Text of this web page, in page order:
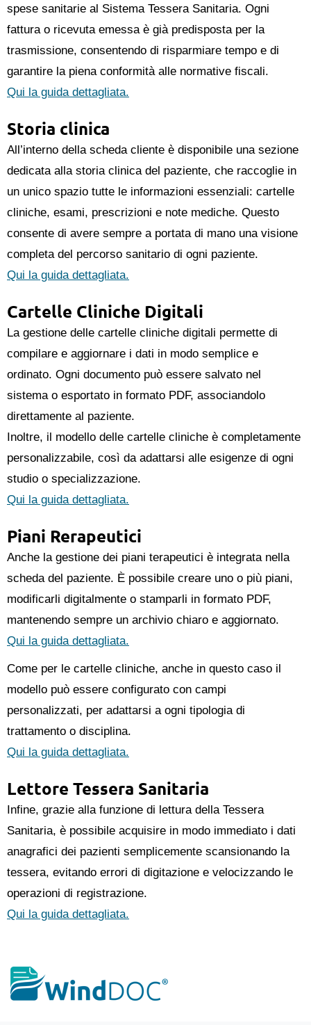
spese sanitarie al Sistema Tessera Sanitaria. Ogni
fattura o ricevuta emessa è già predisposta per la
trasmissione, consentendo di risparmiare tempo e di
garantire la piena conformità alle normative fiscali.
Qui la guida dettagliata.
Storia clinica
All’interno della scheda cliente è disponibile una sezione
dedicata alla storia clinica del paziente, che raccoglie in
un unico spazio tutte le informazioni essenziali: cartelle
cliniche, esami, prescrizioni e note mediche. Questo
consente di avere sempre a portata di mano una visione
completa del percorso sanitario di ogni paziente.
Qui la guida dettagliata.
Cartelle Cliniche Digitali
La gestione delle cartelle cliniche digitali permette di
compilare e aggiornare i dati in modo semplice e
ordinato. Ogni documento può essere salvato nel
sistema o esportato in formato PDF, associandolo
direttamente al paziente.
Inoltre, il modello delle cartelle cliniche è completamente
personalizzabile, così da adattarsi alle esigenze di ogni
studio o specializzazione.
Qui la guida dettagliata.
Piani Rerapeutici
Anche la gestione dei piani terapeutici è integrata nella
scheda del paziente. È possibile creare uno o più piani,
modificarli digitalmente o stamparli in formato PDF,
mantenendo sempre un archivio chiaro e aggiornato.
Qui la guida dettagliata.
Come per le cartelle cliniche, anche in questo caso il
modello può essere configurato con campi
personalizzati, per adattarsi a ogni tipologia di
trattamento o disciplina.
Qui la guida dettagliata.
Lettore Tessera Sanitaria
Infine, grazie alla funzione di lettura della Tessera
Sanitaria, è possibile acquisire in modo immediato i dati
anagrafici dei pazienti semplicemente scansionando la
tessera, evitando errori di digitazione e velocizzando le
operazioni di registrazione.
Qui la guida dettagliata.